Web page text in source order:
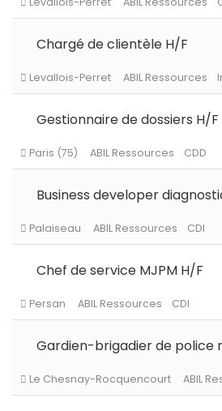
Chargé de clientèle H/F
Gestionnaire de dossiers H/F
Business developer
Chef de service MJPM H/F
Gardien-brigadier de police